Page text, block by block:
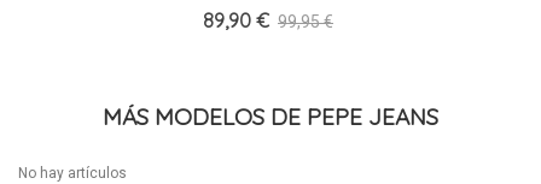
Naturalista N5435C, Casual
89,90 € 99,95 €
MÁS MODELOS DE PEPE JEANS
No hay artículos